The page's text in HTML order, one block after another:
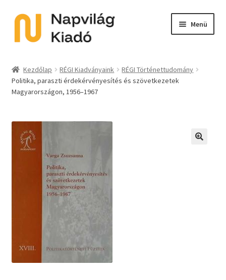
Ugrás
navigációhoz
Kilépés
tartalomba
Menü
E-book
menu
Sorozat
Expand
Előkészületben
Utolsó példányok
Kezdőlap RÉGI Kiadványaink
RÉGI Történettudomány
Politika, paraszti érdekérvényesítés és szövetkezetek
Magyarországon, 1956–1967